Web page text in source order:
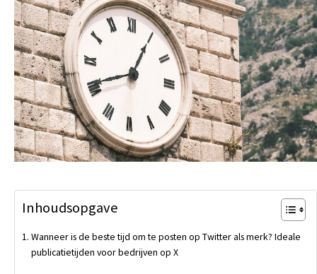
Inhoudsopgave
Wanneer is de beste tijd om te posten op Twitter als merk? Ideale
publicatietijden voor bedrijven op X